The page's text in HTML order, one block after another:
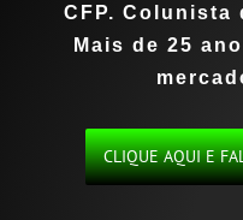
CFP. Colunista
Mais de 25
CLIQUE AQUI E